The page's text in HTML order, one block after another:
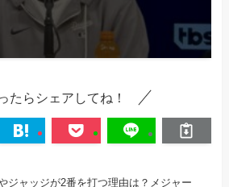
たらシェアしてね！
ジャッジが2番を打つ理由は？メジャー